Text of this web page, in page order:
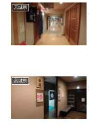
宮城県
宮城県